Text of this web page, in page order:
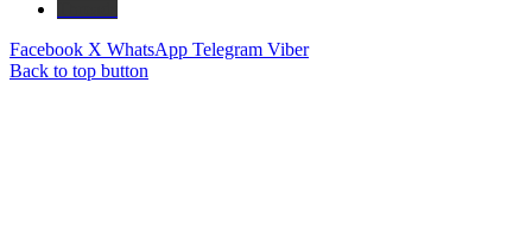
Facebook X WhatsApp Telegram Viber
Back to top button